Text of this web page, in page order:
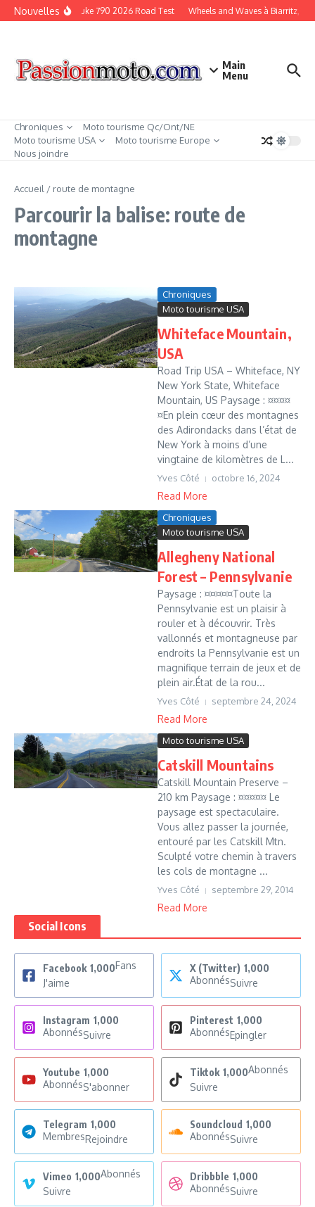
Aller au contenu
NouvellesKTM Duke 790 2026 Road Test Wheels and Waves à Biarritz,
Main
Menu
Chroniques
Moto tourisme Qc/Ont/NE
Moto tourisme USA
Moto tourisme Europe
Nous joindre
Accueil / route de montagne
Parcourir la balise: route de
montagne
Chroniques
Moto tourisme USA
Whiteface Mountain,
USA
Road Trip USA – Whiteface, NY
New York State, Whiteface
Mountain, US Paysage : ¤¤¤¤
¤En plein cœur des montagnes
des Adirondacks dans l’état de
New York à moins d’une
vingtaine de kilomètres de L...
Yves Côté octobre 16, 2024
Read More
Chroniques
Moto tourisme USA
Allegheny National
Forest – Pennsylvanie
Paysage : ¤¤¤¤¤Toute la
Pennsylvanie est un plaisir à
rouler et à découvrir. Très
vallonnés et montagneuse par
endroits la Pennsylvanie est un
magnifique terrain de jeux et de
plein air.État de la rou...
Yves Côté septembre 24, 2024
Read More
Moto tourisme USA
Catskill Mountains
Catskill Mountain Preserve –
210 km Paysage : ¤¤¤¤¤ Le
paysage est spectaculaire.
Vous allez passer la journée,
entouré par les Catskill Mtn.
Sculpté votre chemin à travers
les cols de montagne ...
Yves Côté septembre 29, 2014
Read More
Social Icons
Facebook 1,000Fans
J'aime
X (Twitter) 1,000
AbonnésSuivre
Instagram 1,000
AbonnésSuivre
Pinterest 1,000
AbonnésEpingler
Youtube 1,000
AbonnésS'abonner
Tiktok 1,000Abonnés
Suivre
Telegram 1,000
MembresRejoindre
Soundcloud 1,000
AbonnésSuivre
Vimeo 1,000Abonnés
Suivre
Dribbble 1,000
AbonnésSuivre